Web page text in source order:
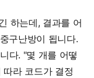
하는데, 결과를 어
구난방이 됩니다.
다. "몇 개를 어떻
라 코드가 결정